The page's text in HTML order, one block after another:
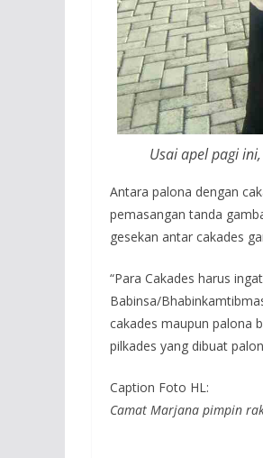
Usai apel pagi
Antara palona dengan
pemasangan tanda
gesekan antar cakades
“Para Cakades harus
Babinsa/
cakades maupun palona
pilkades yang dibuat
Caption Foto HL:
Camat Marjana pimpin